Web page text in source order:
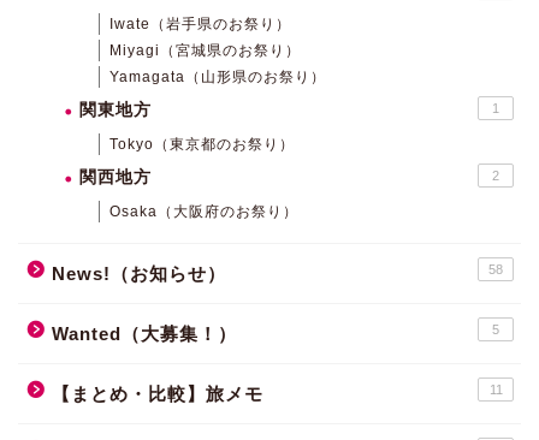
Iwate（岩手県のお祭り）
Miyagi（宮城県のお祭り）
Yamagata（山形県のお祭り）
関東地方 1
Tokyo（東京都のお祭り）
関西地方 2
Osaka（大阪府のお祭り）
News!（お知らせ） 58
Wanted（大募集！） 5
【まとめ・比較】旅メモ 11